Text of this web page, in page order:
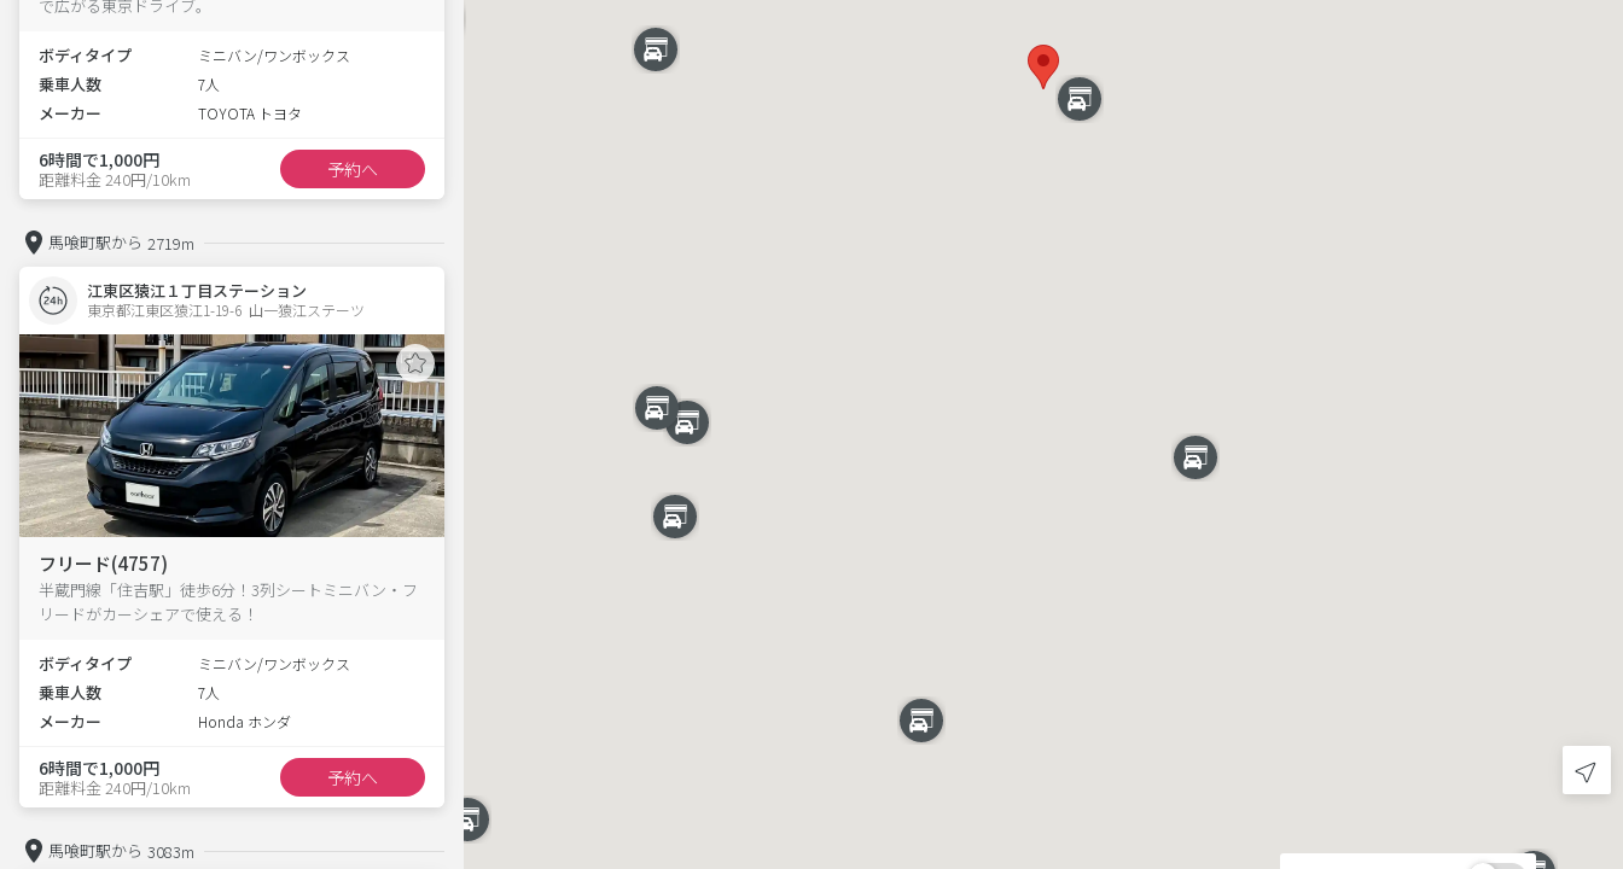
で広がる東京ドライブ。
ボディタイプ ミニバン/ワンボックス
乗車人数 7人
メーカー TOYOTA トヨタ
6時間で1,000円
距離料金 240円/10km 予約へ
馬喰町駅から 2719m
江東区猿江１丁目ステーション
東京都江東区猿江1-19-6  山一猿江ステーツ
フリード(4757)
半蔵門線「住吉駅」徒歩6分！3列シートミニバン・フ
リードがカーシェアで使える！
ボディタイプ ミニバン/ワンボックス
乗車人数 7人
メーカー Honda ホンダ
6時間で1,000円
距離料金 240円/10km 予約へ
馬喰町駅から 3083m